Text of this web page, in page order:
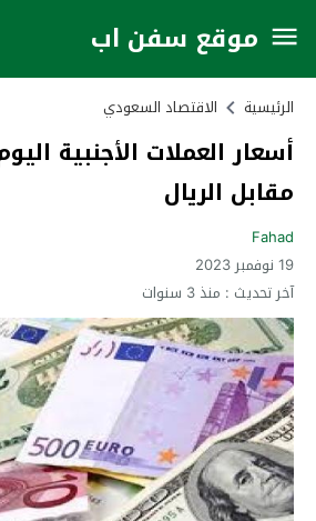
موقع سفن اب
الرئيسية الاقتصاد السعودي
أسعار العملات الأجنبية
مقابل الريال
Fahad
19 نوفمبر 2023
آخر تحديث : منذ 3 سنوات